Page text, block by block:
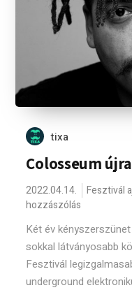
tixa
Colosseum
2022.04.14. Fesztivál
hozzászólás
Két év
sokkal látványosabb
Fesztivál
underground